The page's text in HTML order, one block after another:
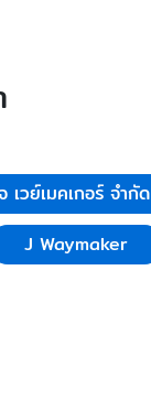
เวย์เมคเกอร์ จำกัด
J Waymaker